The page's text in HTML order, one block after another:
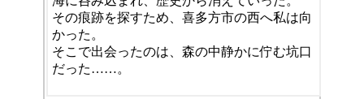
その痕跡を探すため、喜多方市の西へ私は向
かった。
そこで出会ったのは、森の中静かに佇む坑口
だった……。